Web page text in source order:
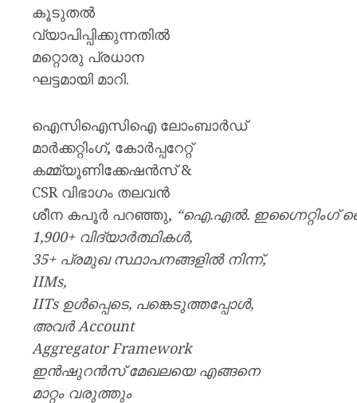
കൂടുതൽ
വ്യാപിപ്പിക്കുന്നതിൽ
മറ്റൊരു പ്രധാന
ഘട്ടമായി മാറി.
ഐസിഐസിഐ ലോംബാർഡ്
മാർക്കറ്റിംഗ്, കോർപ്പറേറ്റ്
കമ്മ്യൂണിക്കേഷൻസ് &
CSR വിഭാഗം തലവൻ
ശീന കപൂർ പറഞ്ഞു, “ഐ.എൽ. ഇഗ്നൈറ്റിംഗ്
1,900+ വിദ്യാർത്ഥികൾ,
35+ പ്രമുഖസ്ഥാപനങ്ങളിൽ നിന്ന്,
IIMs,
IITs ഉൾപ്പെടെ, പങ്കെടുത്തപ്പോൾ,
അവർ Account
Aggregator Framework
ഇൻഷുറൻസ്മേഖലയെ എങ്ങനെ
മാറ്റം വരുത്തും